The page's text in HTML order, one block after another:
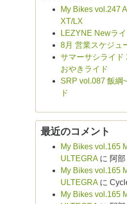
My Bikes vol.247
XT/LX
LEZYNE Newライ
8月 営業スケジュ
サマーサシライド
おやきライド
SRP vol.087 飯綱
ド
最近のコメント
My Bikes vol.165
ULTEGRA に 阿
My Bikes vol.165
ULTEGRA に
My Bikes vol.165